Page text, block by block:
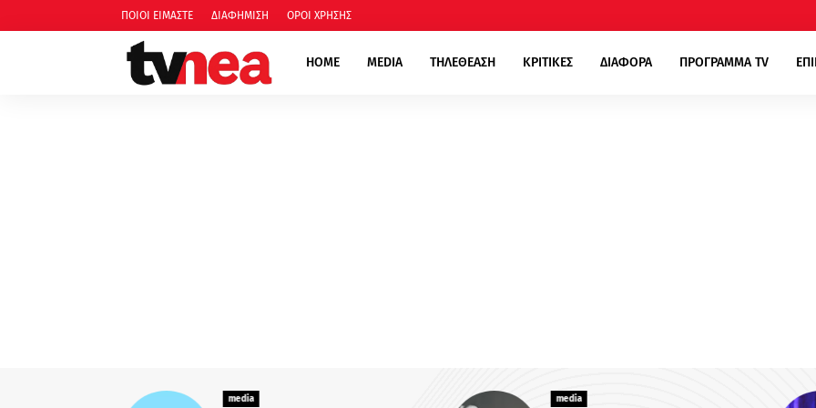
ΠΟΙΟΙ ΕΙΜΑΣΤΕ ΔΙΑΦΗΜΙΣΗ ΟΡΟΙ ΧΡΗΣΗΣ
HOME MEDIA ΤΗΛΕΘΕΑΣΗ ΚΡΙΤΙΚΕΣ ΔΙΑΦΟΡΑ ΠΡΟΓΡΑΜΜΑ TV
media media